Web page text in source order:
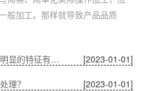
般加工。那样就导致产品品质
[2023-01-01]
盘点精密五金零件加工CNC加工明显的特征有哪些
[2023-01-01]
理？